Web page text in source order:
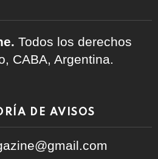
Todos los derechos
CABA, Argentina.
DE AVISOS